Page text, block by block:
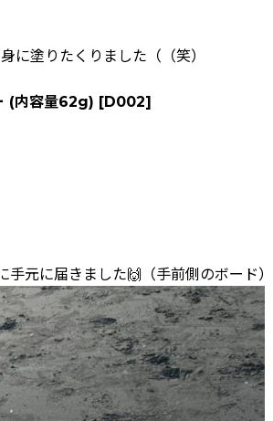
に塗りたくりました（（笑）
(内容量62g) [D002]
元に届きました🙌（手前側のボード）